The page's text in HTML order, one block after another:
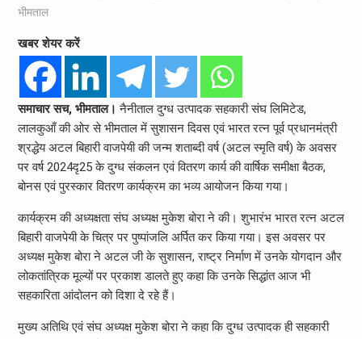
भीमताल
खबर शेयर करें
समाचार सच, भीमताल। नैनीताल दुग्ध उत्पादक सहकारी संघ लिमिटेड,
लालकुआँ की ओर से भीमताल में सुशासन दिवस एवं भारत रत्न पूर्व प्रधानमंत्री
श्रद्धेय अटल बिहारी वाजपेयी की जन्म शताब्दी वर्ष (अटल स्मृति वर्ष) के अवसर
पर वर्ष 2024दृ25 के दुग्ध संकलन एवं वितरण कार्य की वार्षिक समीक्षा बैठक,
बोनस एवं पुरस्कार वितरण कार्यक्रम का भव्य आयोजन किया गया।
कार्यक्रम की अध्यक्षता संघ अध्यक्ष मुकेश बोरा ने की। शुभारंभ भारत रत्न अटल
बिहारी वाजपेयी के चित्र पर पुष्पांजलि अर्पित कर किया गया। इस अवसर पर
अध्यक्ष मुकेश बोरा ने अटल जी के सुशासन, राष्ट्र निर्माण में उनके योगदान और
लोकतांत्रिक मूल्यों पर प्रकाश डालते हुए कहा कि उनके सिद्धांत आज भी
सहकारिता आंदोलन को दिशा दे रहे हैं।
मुख्य अतिथि एवं संघ अध्यक्ष मुकेश बोरा ने कहा कि दुग्ध उत्पादक ही सहकारी